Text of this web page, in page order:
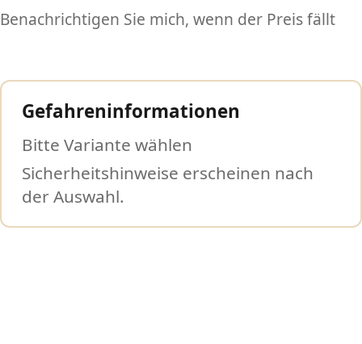
Benachrichtigen Sie mich, wenn der Preis fällt
Gefahreninformationen
Bitte Variante wählen
Sicherheitshinweise erscheinen nach
der Auswahl.